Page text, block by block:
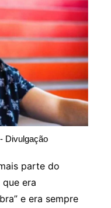
Divulgação
parte do
era
e era sempre